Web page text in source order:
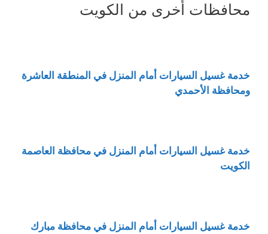
محافظات أخرى من الكويت
خدمة غسيل السيارات أمام المنزل في المنطقة العاشرة
ومحافظة الأحمدي
خدمة غسيل السيارات أمام المنزل في محافظة العاصمة
الكويت
خدمة غسيل السيارات أمام المنزل في محافظة مبارك